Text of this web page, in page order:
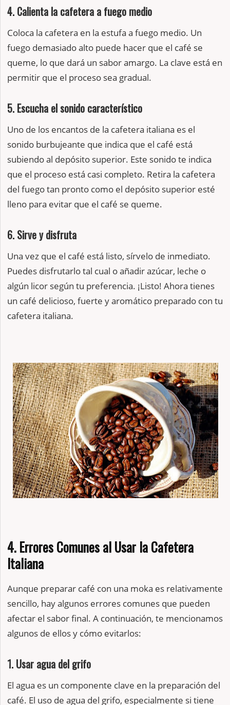
4. Calienta la cafetera a fuego medio
Coloca la cafetera en la estufa a fuego medio. Un
fuego demasiado alto puede hacer que el café se
queme, lo que dará un sabor amargo. La clave está en
permitir que el proceso sea gradual.
5. Escucha el sonido característico
Uno de los encantos de la cafetera italiana es el
sonido burbujeante que indica que el café está
subiendo al depósito superior. Este sonido te indica
que el proceso está casi completo. Retira la cafetera
del fuego tan pronto como el depósito superior esté
lleno para evitar que el café se queme.
6. Sirve y disfruta
Una vez que el café está listo, sírvelo de inmediato.
Puedes disfrutarlo tal cual o añadir azúcar, leche o
algún licor según tu preferencia. ¡Listo! Ahora tienes
un café delicioso, fuerte y aromático preparado con tu
cafetera italiana.
4. Errores Comunes al Usar la Cafetera
Italiana
Aunque preparar café con una moka es relativamente
sencillo, hay algunos errores comunes que pueden
afectar el sabor final. A continuación, te mencionamos
algunos de ellos y cómo evitarlos:
1. Usar agua del grifo
El agua es un componente clave en la preparación del
café. El uso de agua del grifo, especialmente si tiene